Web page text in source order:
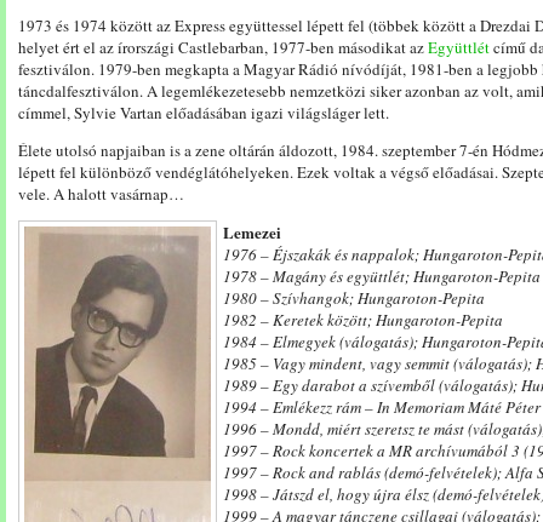
1973 és 1974 között az Express együttessel lépett fel (többek között a Drezdai
helyet ért el az írországi Castlebarban, 1977-ben másodikat azEgyüttlétcímű
fesztiválon. 1979-ben megkapta a Magyar Rádió nívódíját, 1981-ben a
táncdalfesztiválon. A legemlékezetesebb nemzetközi siker azonban az volt,
címmel, Sylvie Vartan előadásában igazi világsláger lett.
Élete utolsó napjaiban is a zene oltárán áldozott, 1984. szeptember 7-én
lépett fel különböző vendéglátóhelyeken. Ezek voltak a végső előadásai.
vele. A halott vasárnap…
Lemezei
1976 – Éjszakák és nappalok; Hungaroton-
1978 – Magány és együttlét; Hungaroton-Pepita
1980 – Szívhangok; Hungaroton-Pepita
1982 – Keretek között; Hungaroton-Pepita
1984 – Elmegyek (válogatás); Hungaroton-
1985 – Vagy mindent, vagy semmit (válogatás);
1989 – Egy darabot a szívemből (válogatás);
1994 – Emlékezz rám – In Memoriam Máté
1996 – Mondd, miért szeretsz te mást
1997 – Rock koncertek a MR archívumából 3
1997 – Rock and rablás (demó-felvételek); Alfa
1998 – Játszd el, hogy újra élsz (demó-
1999 – A magyar tánczene csillagai (válogatás);